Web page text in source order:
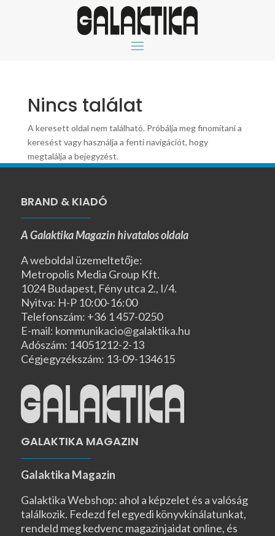
Nincs találat
A keresett oldal nem található. Próbálja meg finomítani a
keresést vagy használja a fenti navigációt, hogy
megtalálja a bejegyzést.
BRAND & KIADÓ
A Galaktika Magazin hivatalos oldala
A weboldal üzemeltetője:
Metropolis Media Group Kft.
1024 Budapest, Fény utca 2., I/4.
Nyitva: H-P 10:00-16:00
Telefonszám: +36 1 457-0250
E-mail: kommunikacio@galaktika.hu
Adószám: 14051212-2-13
Cégjegyzékszám: 13-09-134615
GALAKTIKA MAGAZIN
Galaktika Magazin
Galaktika Webshop: ahol a képzelet és a valóság
találkozik. Fedezd fel egyedi könyvkínálatunkat,
rendeld meg kedvenc magazinjaidat online, és